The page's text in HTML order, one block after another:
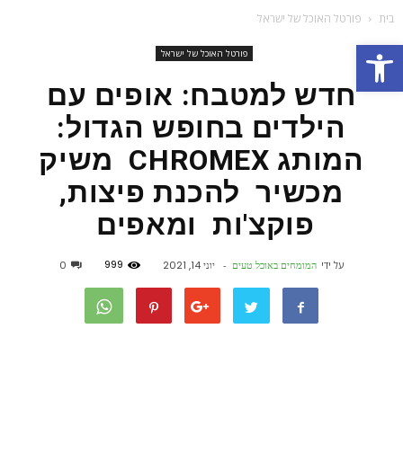
פתח סרגל נגישות
בית פורטל האוכל של ישראל
פורטל האוכל של ישראל
חדש למטבח: אופים עם
הילדים בחופש הגדול:
המותג CHROMEX משיק
מכשיר להכנת פיצות,
פוקצ'ות ומאפים
על ידי המומחים באוכל טעים - יוני 14, 2021 999
0